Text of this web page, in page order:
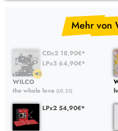
Mehr von
CDx2 18,90€*
LPx3 64,90€*
WILCO
the whole love (US 25)
LPx2 54,90€*